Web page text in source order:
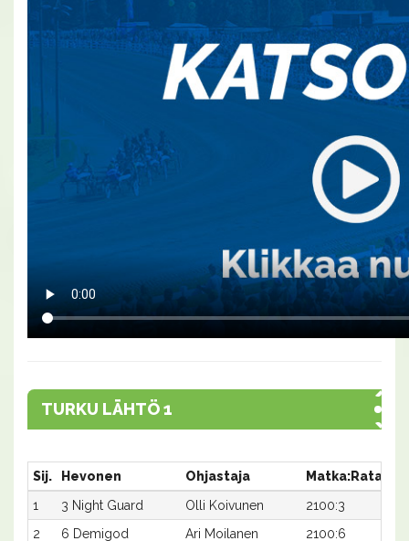
TURKU LÄHTÖ 1
Sij. Hevonen Ohjastaja Matka:Rata
1
3 Night Guard Olli Koivunen 2100:3
2
6 Demigod Ari Moilanen 2100:6